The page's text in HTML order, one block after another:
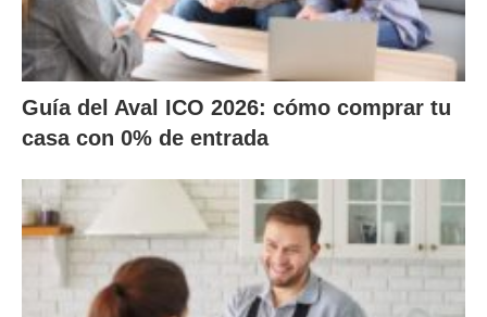
Guía del Aval ICO 2026: cómo comprar tu
casa con 0% de entrada